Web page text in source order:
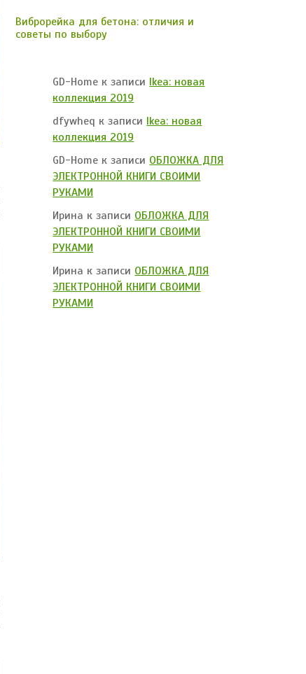
Виброрейка для бетона: отличия и
советы по выбору
GD-Home к записи Ikea: новая
коллекция 2019
dfywheq к записи Ikea: новая
коллекция 2019
GD-Home к записи ОБЛОЖКА ДЛЯ
ЭЛЕКТРОННОЙ КНИГИ СВОИМИ
РУКАМИ
Ирина к записи ОБЛОЖКА ДЛЯ
ЭЛЕКТРОННОЙ КНИГИ СВОИМИ
РУКАМИ
Ирина к записи ОБЛОЖКА ДЛЯ
ЭЛЕКТРОННОЙ КНИГИ СВОИМИ
РУКАМИ